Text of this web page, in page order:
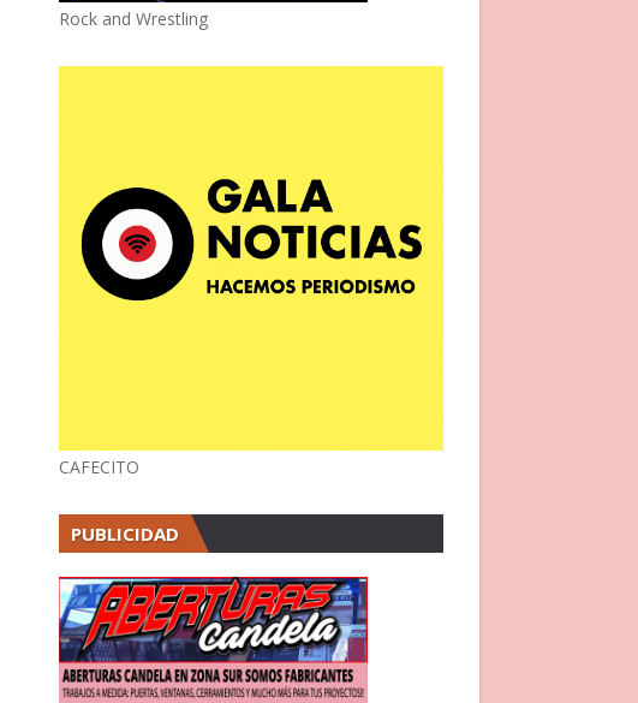
Rock and Wrestling
CAFECITO
PUBLICIDAD